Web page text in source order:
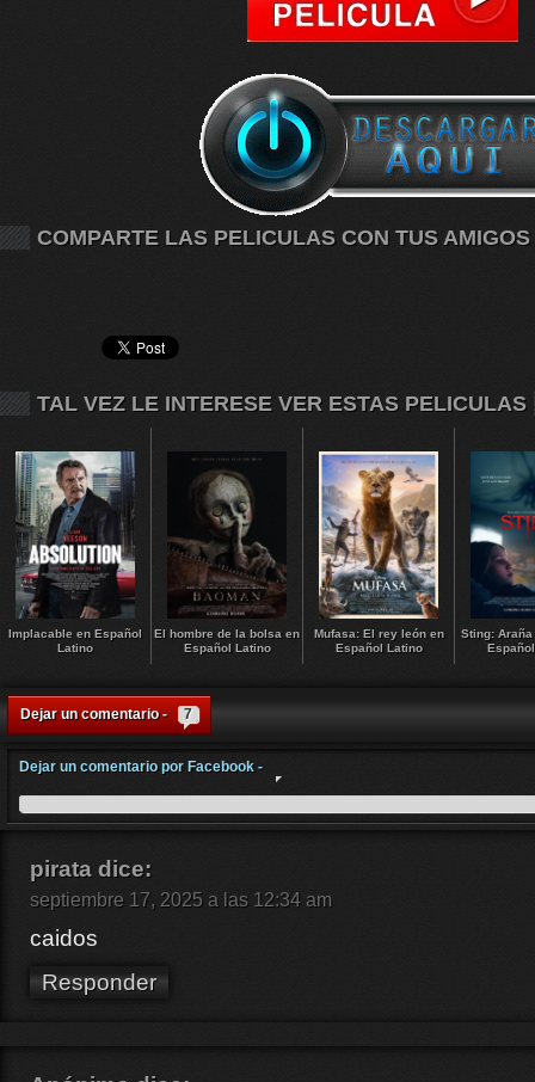
COMPARTE LAS PELICULAS CON TUS AMIGOS
TAL VEZ LE INTERESE VER ESTAS PELICULAS
Implacable en Español
Latino
El hombre de la bolsa en
Español Latino
Mufasa: El rey león en
Español Latino
Sting:
Dejar un comentario - 7
Dejar un comentario por Facebook -
pirata dice:
septiembre 17, 2025 a las 12:34 am
caidos
Responder